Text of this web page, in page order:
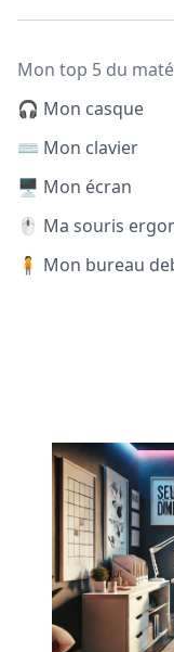
Mon top 5 du
🎧 Mon casque
⌨️ Mon clavier
🖥️ Mon écran
🖱️ Ma souris
🧍 Mon bureau